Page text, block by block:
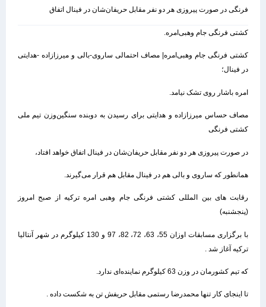
فرنگی در صورت پیروزی هر دو نفر مقابل حریفان‌شان در فینال اتفاق
کشتی فرنگی جام وهبی‌امره.
کشتی فرنگی جام وهبی‌امره| مصاف احتمالی ساروی-بالی و میرزازاده -هدایتی
در فینال؛
امره باشار روی تشک نیامد.
مصاف حساس میرزازاده و هدایتی برای رسیدن به دوبنده سنگین‌وزن تیم ملی
کشتی فرنگی
در صورت پیروزی هر دو نفر مقابل حریفان‌شان در فینال اتفاق خواهد افتاد،
همانطور که ساروی و بالی هم در فینال مقابل هم قرار می‌گیرند.
رقابت های بین المللی کشتی فرنگی جام وهبی امره ترکیه از صبح امروز
(پنجشنبه)
با برگزاری مسابقات اوزان 55، 63، 72، 82، 97 و 130 کیلوگرم در شهر آنتالیا
ترکیه آغاز شد .
که تیم کشورمان در وزن 63 کیلوگرم نماینده‌ای ندارد.
تا اینجای کار تنها محمدرضا رستمی مقابل حریفش تن به شکست داده .